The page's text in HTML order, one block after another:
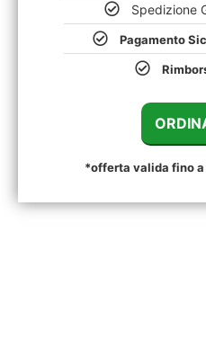
Spedizione
Pagamento
*offerta valida fino